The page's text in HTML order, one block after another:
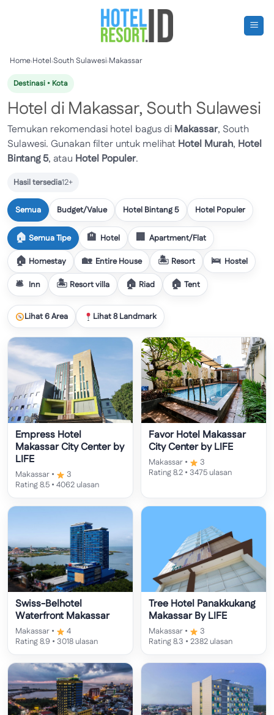
Home›Hotel›South Sulawesi›Makassar
Destinasi • Kota
Hotel di Makassar, South Sulawesi
Temukan rekomendasi hotel bagus di Makassar, South
Sulawesi. Gunakan filter untuk melihat Hotel Murah, Hotel
Bintang 5, atau Hotel Populer.
Hasil tersedia12+
Semua Budget/Value Hotel Bintang 5 Hotel Populer
Semua Tipe Hotel Apartment/Flat
Homestay Entire House Resort Hostel
Inn Resort villa Riad Tent
Lihat 6 Area Lihat 8 Landmark
Empress Hotel
Makassar City Center by
LIFE
Makassar •
3
Rating 8.5 • 4062 ulasan
Favor Hotel Makassar
City Center by LIFE
Makassar •
3
Rating 8.2 • 3475 ulasan
Swiss-Belhotel
Waterfront Makassar
Makassar •
4
Rating 8.9 • 3018 ulasan
Tree Hotel Panakkukang
Makassar By LIFE
Makassar •
3
Rating 8.3 • 2382 ulasan